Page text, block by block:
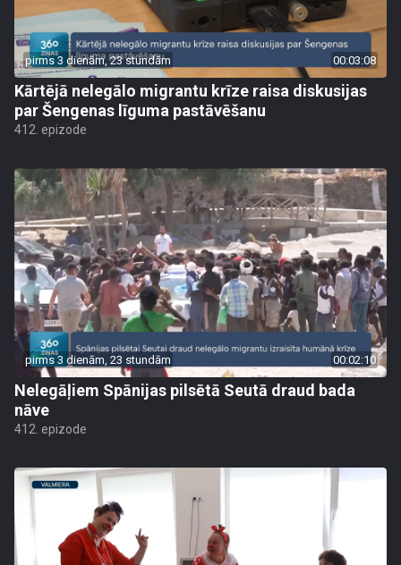
pirms 3 dienām, 23 stundām 00:03:08
Kārtējā nelegālo migrantu krīze raisa diskusijas
par Šengenas līguma pastāvēšanu
412. epizode
pirms 3 dienām, 23 stundām 00:02:10
Nelegāļiem Spānijas pilsētā Seutā draud bada
nāve
412. epizode